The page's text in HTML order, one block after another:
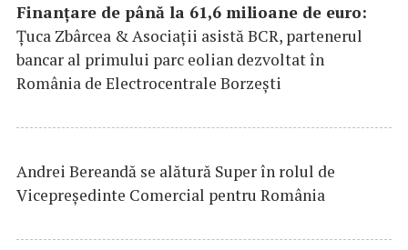
Finanțare de până la 61,6 milioane de euro:
Țuca Zbârcea & Asociații asistă BCR, partenerul
bancar al primului parc eolian dezvoltat în
România de Electrocentrale Borzești
Andrei Bereandă se alătură Super în rolul de
Vicepreședinte Comercial pentru România